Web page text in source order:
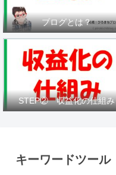
ブログとは？
STEP② 収益化の仕組み
キーワードツール